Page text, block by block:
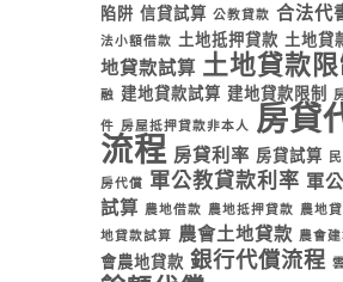
陷阱 信貸試算 公教貸款 合法代
法小額借款 土地抵押貸款 土地貸
地貸款試算 土地貸款限
融
建地貸款試算 建地貸款限制
件 房屋抵押貸款非本人
房貸
流程 房貸利率 房貸試算
房代償
軍公教貸款利率 軍
試算
農地借款 農地抵押貸款 農地
地貸款試算
農會土地貸款 農會
會農地貸款 銀行代償流程